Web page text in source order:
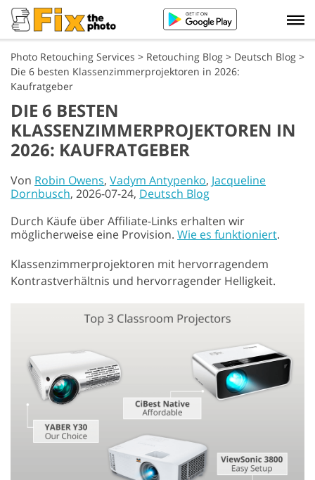
Photo Retouching Services > Retouching Blog > Deutsch Blog >
Die 6 besten Klassenzimmerprojektoren in 2026:
Kaufratgeber
DIE 6 BESTEN
KLASSENZIMMERPROJEKTOREN IN
2026: KAUFRATGEBER
Von Robin Owens, Vadym Antypenko, Jacqueline
Dornbusch, 2026-07-24, Deutsch Blog
Durch Käufe über Affiliate-Links erhalten wir
möglicherweise eine Provision. Wie es funktioniert.
Klassenzimmerprojektoren mit hervorragendem
Kontrastverhältnis und hervorragender Helligkeit.